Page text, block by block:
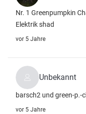
Nr. 1 Greenpumpkin
Elektrik shad
vor 5 Jahre
Unbekannt
barsch2 und green-p.-
vor 5 Jahre